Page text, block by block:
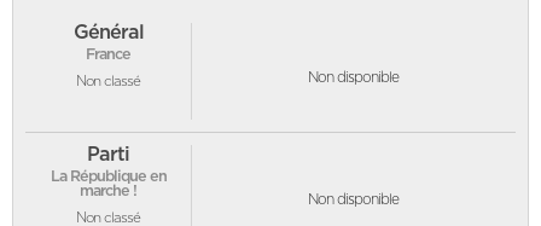
Général
France
Non classé Non disponible
Parti
La République en
marche !
Non classé
Non disponible